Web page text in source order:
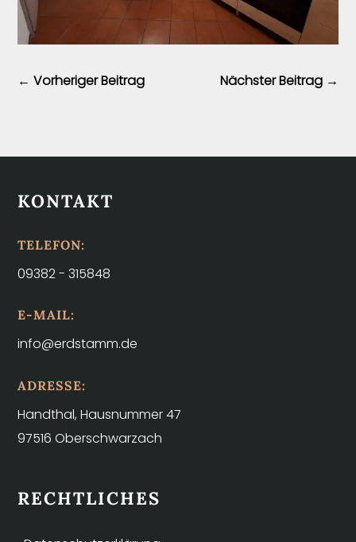
←Vorheriger Beitrag Nächster Beitrag→
KONTAKT
TELEFON:
09382 - 315848
E-MAIL:
info@erdstamm.de
ADRESSE:
Handthal, Hausnummer 47
97516 Oberschwarzach
RECHTLICHES